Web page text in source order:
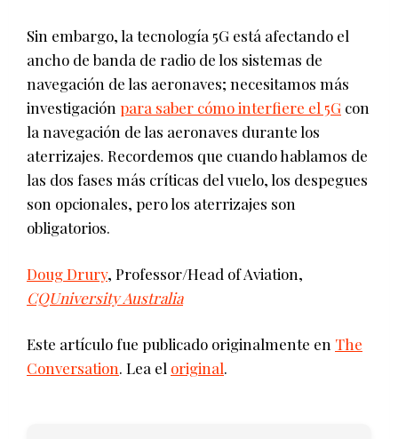
Sin embargo, la tecnología 5G está afectando el
ancho de banda de radio de los sistemas de
navegación de las aeronaves; necesitamos más
investigación para saber cómo interfiere el 5G con
la navegación de las aeronaves durante los
aterrizajes. Recordemos que cuando hablamos de
las dos fases más críticas del vuelo, los despegues
son opcionales, pero los aterrizajes son
obligatorios.
Doug Drury, Professor/Head of Aviation,
CQUniversity Australia
Este artículo fue publicado originalmente en The
Conversation. Lea el original.